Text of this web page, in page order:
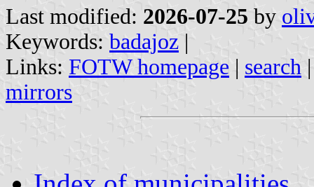
Last modified: 2026-07-25 by
Keywords: badajoz |
Links: FOTW homepage | search
mirrors